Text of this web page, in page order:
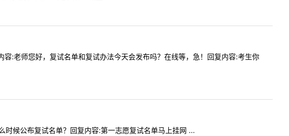
老师您好，复试名单和复试办法今天会发布吗？在线等，急！回复内容:考生你
候公布复试名单？回复内容:第一志愿复试名单马上挂网 ...